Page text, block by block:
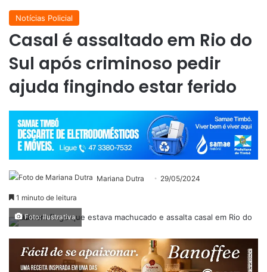
Notícias Policial
Casal é assaltado em Rio do
Sul após criminoso pedir
ajuda fingindo estar ferido
Mariana Dutra 29/05/2024
1 minuto de leitura
Foto: Ilustrativa